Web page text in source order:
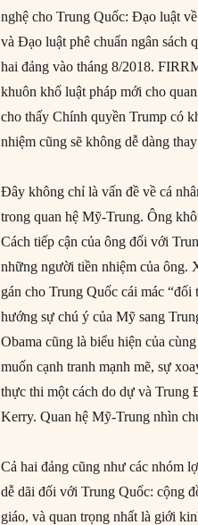
nghệ cho Trung Quốc: Đạo luật
và Đạo luật phê chuẩn ngân sách
hai đảng vào tháng 8/2018.
khuôn khổ luật pháp mới cho
cho thấy Chính quyền Trump có
nhiệm cũng sẽ không dễ dàng
Đây không chỉ là vấn đề về cá
trong quan hệ Mỹ-Trung. Ông
Cách tiếp cận của ông đối với
những người tiền nhiệm của ông.
gán cho Trung Quốc cái mác
hướng sự chú ý của Mỹ sang
Obama cũng là biểu hiện của
muốn cạnh tranh mạnh mẽ, sự
thực thi một cách do dự và Trung
Kerry. Quan hệ Mỹ-Trung nhìn
Cả hai đảng cũng như các nhóm
dễ dãi đối với Trung Quốc: cộng
giáo, và quan trọng nhất là giới